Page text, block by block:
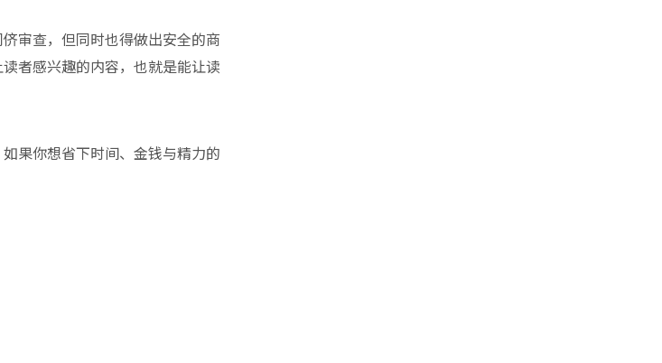
审查，但同时也得做出安全的商
者感兴趣的内容，也就是能让读
果你想省下时间、金钱与精力的